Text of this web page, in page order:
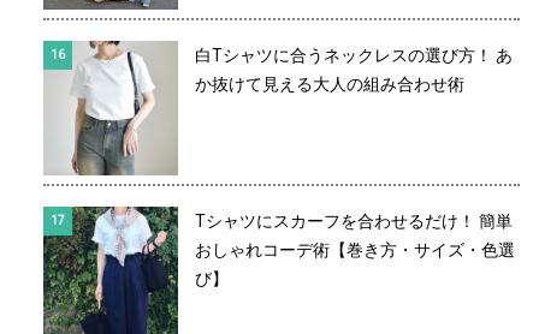
白Tシャツに合うネックレスの選び方！ あ
か抜けて見える大人の組み合わせ術
Tシャツにスカーフを合わせるだけ！ 簡単
おしゃれコーデ術【巻き方・サイズ・色選
び】